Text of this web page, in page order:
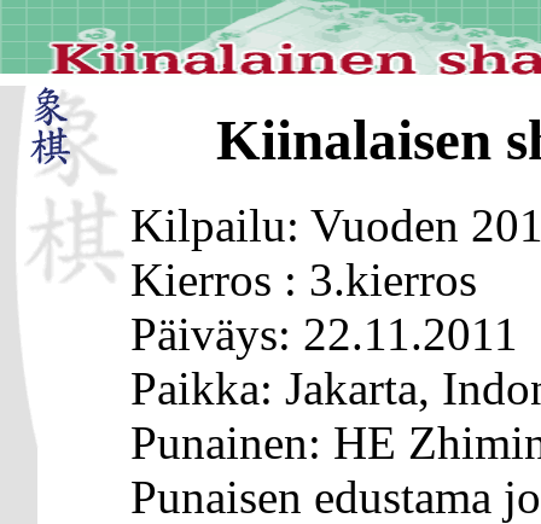
Kiinalaisen
Kilpailu: Vuoden
Kierros : 3.kierros
Päiväys: 22.11.2011
Paikka: Jakarta,
Punainen: HE
Punaisen edustama